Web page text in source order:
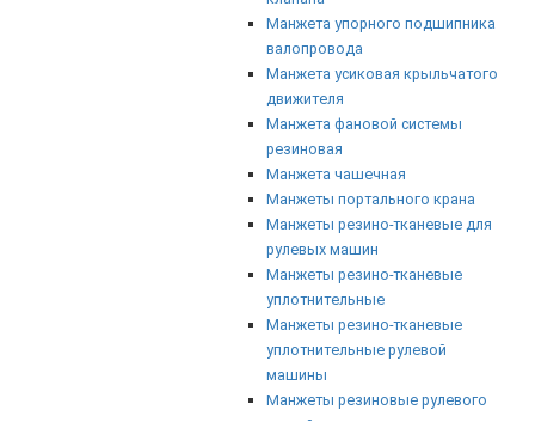
Манжета упорного подшипника
валопровода
Манжета усиковая крыльчатого
движителя
Манжета фановой системы
резиновая
Манжета чашечная
Манжеты портального крана
Манжеты резино-тканевые для
рулевых машин
Манжеты резино-тканевые
уплотнительные
Манжеты резино-тканевые
уплотнительные рулевой
машины
Манжеты резиновые рулевого